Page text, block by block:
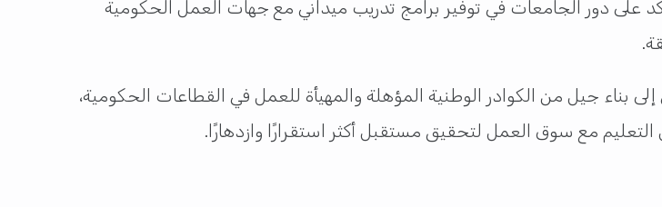
على دور الجامعات في توفير برامج تدريب ميداني مع جهات العمل الحكومية
بناء جيل من الكوادر الوطنية المؤهلة والمهيأة للعمل في القطاعات الحكومية،
مع سوق العمل لتحقيق مستقبل أكثر استقرارًا وازدهارًا.